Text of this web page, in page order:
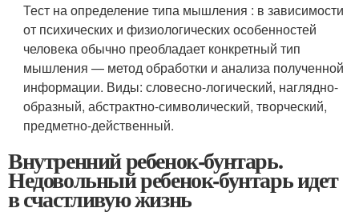
Тест на определение типа мышления : в зависимости
от психических и физиологических особенностей
человека обычно преобладает конкретный тип
мышления — метод обработки и анализа полученной
информации. Виды: словесно-логический, наглядно-
образный, абстрактно-символический, творческий,
предметно-действенный.
Внутренний ребенок-бунтарь.
Недовольный ребенок-бунтарь идет
в счастливую жизнь